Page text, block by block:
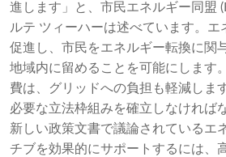
進します」と、市民エネルギー同盟
ルテ ツィーハーは述べています。エ
促進し、市民をエネルギー転換に関
地域内に留めることを可能にします
費は、グリッドへの負担も軽減しま
必要な立法枠組みを確立しなければ
新しい政策文書で議論されているエ
チブを効果的にサポートするには、